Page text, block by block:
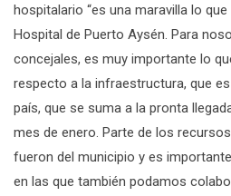
hospitalario “es una maravilla lo
Hospital de Puerto Aysén. Para
concejales, es muy importante lo
respecto a la infraestructura, que
país, que se suma a la pronta
mes de enero. Parte de los
fueron del municipio y es
en las que también podamos